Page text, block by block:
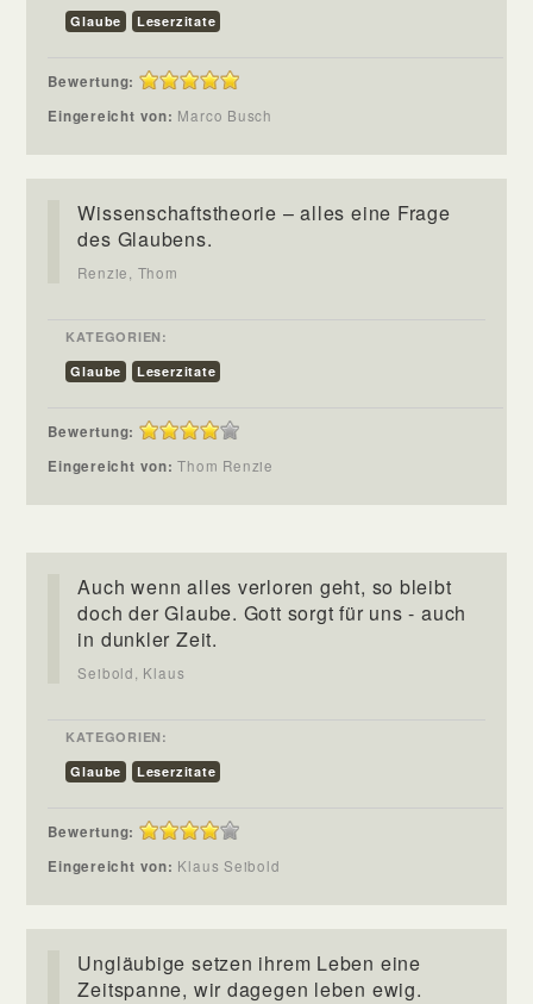
Glaube Leserzitate
Bewertung:
Eingereicht von: Marco Busch
Wissenschaftstheorie – alles eine Frage
des Glaubens.
Renzie, Thom
KATEGORIEN:
Glaube
Leserzitate
Bewertung:
Eingereicht von:Thom Renzie
Auch wenn alles verloren geht, so bleibt
doch der Glaube. Gott sorgt für uns - auch
in dunkler Zeit.
Seibold, Klaus
KATEGORIEN:
Glaube
Leserzitate
Bewertung:
Eingereicht von: Klaus Seibold
Ungläubige setzen ihrem Leben eine
Zeitspanne, wir dagegen leben ewig.